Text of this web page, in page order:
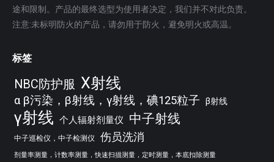
途和限制。产品的最终选型为使用者决定，我们并不对此负责。
注意:未标明防火的产品，请勿用于防火，避免明火或高温。
标签
NBC防护服 X射线
α β污染，β射线，γ射线，碘125粒子 β射线
γ射线 个人辐射剂量仪 中子射线
中子巡检仪，中子检测仪 伤员洗消
剂量率测量，计数率测量，快速扫描测量，定时测量，本底扣除测量